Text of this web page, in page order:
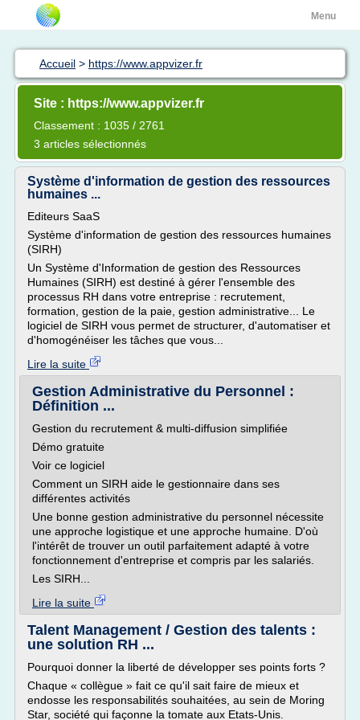
Menu
Accueil > https://www.appvizer.fr
Site : https://www.appvizer.fr
Classement : 1035 / 2761
3 articles sélectionnés
Système d'information de gestion des ressources
humaines ...
Editeurs SaaS
Système d'information de gestion des ressources humaines
(SIRH)
Un Système d'Information de gestion des Ressources
Humaines (SIRH) est destiné à gérer l'ensemble des
processus RH dans votre entreprise : recrutement,
formation, gestion de la paie, gestion administrative... Le
logiciel de SIRH vous permet de structurer, d'automatiser et
d'homogénéiser les tâches que vous...
Lire la suite
Gestion Administrative du Personnel :
Définition ...
Gestion du recrutement & multi-diffusion simplifiée
Démo gratuite
Voir ce logiciel
Comment un SIRH aide le gestionnaire dans ses
différentes activités
Une bonne gestion administrative du personnel nécessite
une approche logistique et une approche humaine. D'où
l'intérêt de trouver un outil parfaitement adapté à votre
fonctionnement d'entreprise et compris par les salariés.
Les SIRH...
Lire la suite
Talent Management / Gestion des talents :
une solution RH ...
Pourquoi donner la liberté de développer ses points forts ?
Chaque « collègue » fait ce qu'il sait faire de mieux et
endosse les responsabilités souhaitées, au sein de Moring
Star, société qui façonne la tomate aux Etats-Unis.